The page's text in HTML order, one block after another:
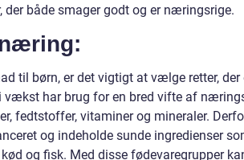
der både smager godt og er næringsrige.
til børn, er det vigtigt at vælge retter, der
vækst har brug for en bred vifte af
fedtstoffer, vitaminer og mineraler.
og indeholde sunde ingredienser
og fisk. Med disse fødevaregrupper